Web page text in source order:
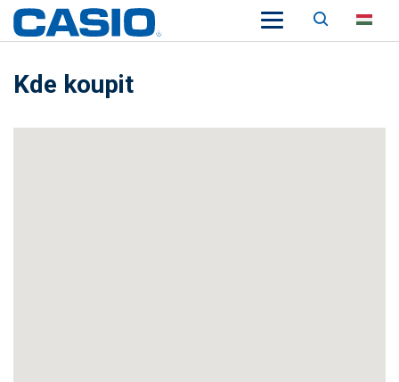
Keresés
Kde koupit